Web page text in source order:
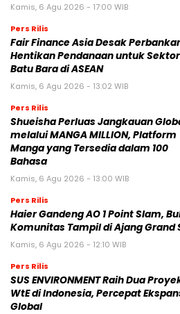
Kamis, 6 Agu 2026 - 17:00 WIB
Pers Rilis
Fair Finance Asia Desak
Hentikan Pendanaan untuk Sektor
Batu Bara di ASEAN
Kamis, 6 Agu 2026 - 13:02 WIB
Pers Rilis
Shueisha Perluas Jangkauan
melalui MANGA MILLION, Platform
Manga yang Tersedia dalam 100
Bahasa
Kamis, 6 Agu 2026 - 13:00 WIB
Pers Rilis
Haier Gandeng AO 1 Point Slam,
Komunitas Tampil di Ajang Grand
Kamis, 6 Agu 2026 - 12:10 WIB
Pers Rilis
SUS ENVIRONMENT Raih Dua
WtE di Indonesia, Percepat
Global